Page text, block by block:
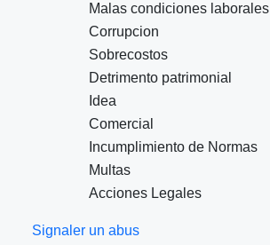
Malas condiciones laborales
Corrupcion
Sobrecostos
Detrimento patrimonial
Idea
Comercial
Incumplimiento de Normas
Multas
Acciones Legales
Signaler un abus